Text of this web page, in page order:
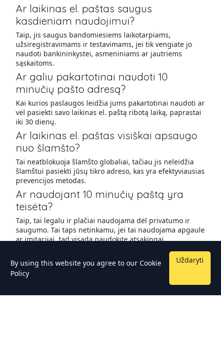
Ar laikinas el. paštas saugus
kasdieniam naudojimui?
Taip, jis saugus bandomiesiems laikotarpiams,
užsiregistravimams ir testavimams, jei tik vengiate jo
naudoti bankininkystei, asmeniniams ar jautriems
sąskaitoms.
Ar galiu pakartotinai naudoti 10
minučių pašto adresą?
Kai kurios paslaugos leidžia jums pakartotinai naudoti ar
vėl pasiekti savo laikinas el. paštą ribotą laiką, paprastai
iki 30 dienų.
Ar laikinas el. paštas visiškai apsaugo
nuo šlamšto?
Tai neatblokuoja šlamšto globaliai, tačiau jis neleidžia
šlamštui pasiekti jūsų tikro adreso, kas yra efektyviausias
prevencijos metodas.
Ar naudojant 10 minučių paštą yra
teisėta?
Taip, tai legalu ir plačiai naudojama dėl privatumo ir
saugumo. Tai taps netinkamu, jei tai naudojama apgaule
ar imitacijai, tad visada naudokite atsakingai.
By using this website you agree to our Cookie
Policy
Uždaryti